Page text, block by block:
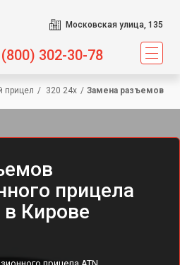
Московская улица, 135
302-30-78
прицел / 320 24x / Замена разъемов
прицела
в Кирове